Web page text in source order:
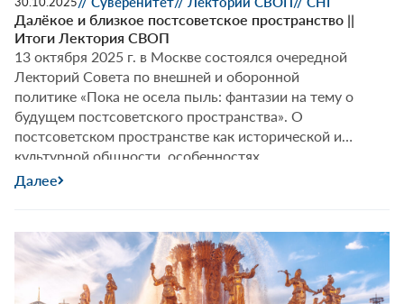
Далёкое и близкое постсоветское пространство ||
Итоги Лектория СВОП
13 октября 2025 г. в Москве состоялся очередной
Лекторий Совета по внешней и оборонной
политике «Пока не осела пыль: фантазии на тему о
будущем постсоветского пространства». О
постсоветском пространстве как исторической и
культурной общности, особенностях
национального строительства в странах бывшего
…Далёкое
и
близкое
постсоветское
Далее